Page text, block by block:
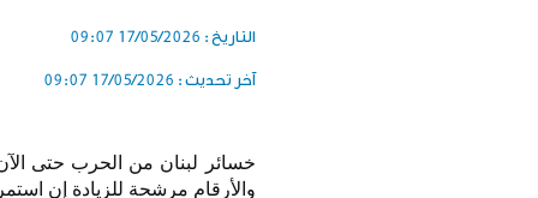
التاريخ : 17/05/2026 09:07
آخر تحديث : 17/05/2026 09:07
والأرقام مرشحة للزيادة إن استمرت